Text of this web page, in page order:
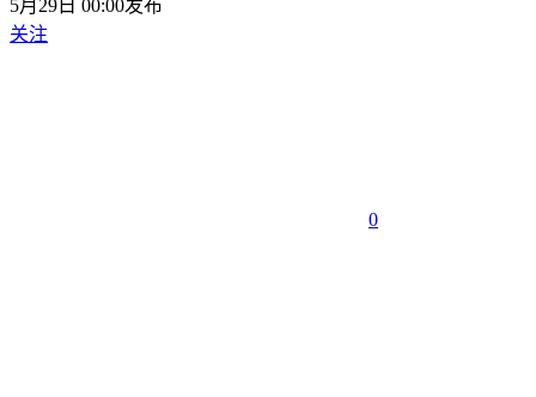
5月29日 00:00发布
关注
0